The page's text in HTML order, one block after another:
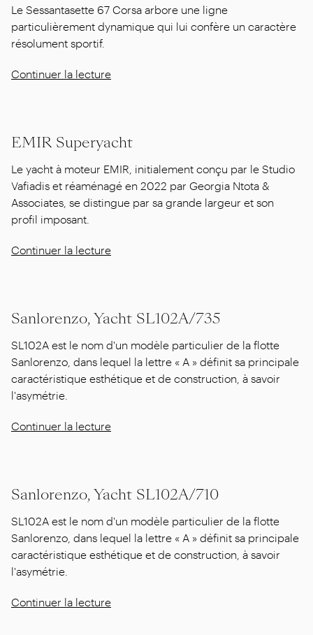
Le Sessantasette 67 Corsa arbore une ligne
particulièrement dynamique qui lui confère un caractère
résolument sportif.
Continuer la lecture
EMIR Superyacht
Le yacht à moteur EMIR, initialement conçu par le Studio
Vafiadis et réaménagé en 2022 par Georgia Ntota &
Associates, se distingue par sa grande largeur et son
profil imposant.
Continuer la lecture
Sanlorenzo, Yacht SL102A/735
SL102A est le nom d'un modèle particulier de la flotte
Sanlorenzo, dans lequel la lettre « A » définit sa principale
caractéristique esthétique et de construction, à savoir
l'asymétrie.
Continuer la lecture
Sanlorenzo, Yacht SL102A/710
SL102A est le nom d'un modèle particulier de la flotte
Sanlorenzo, dans lequel la lettre « A » définit sa principale
caractéristique esthétique et de construction, à savoir
l'asymétrie.
Continuer la lecture